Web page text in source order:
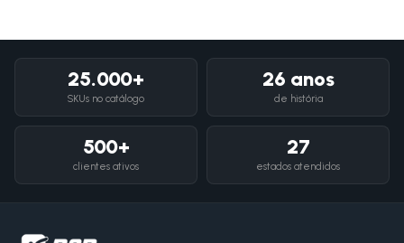
25.000+
SKUs no catálogo
26 anos
de história
500+
clientes ativos
27
estados atendidos